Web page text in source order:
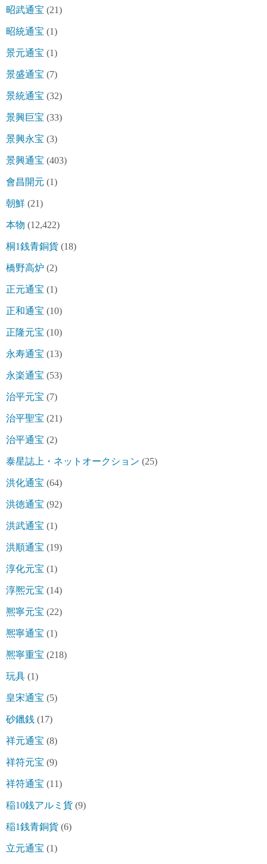
昭武通宝 (21)
昭統通宝 (1)
景元通宝 (1)
景盛通宝 (7)
景統通宝 (32)
景興巨宝 (33)
景興永宝 (3)
景興通宝 (403)
會昌開元 (1)
朝鮮 (21)
本物 (12,422)
桐1銭青銅貨 (18)
橋野高炉 (2)
正元通宝 (1)
正和通宝 (10)
正隆元宝 (10)
永寿通宝 (13)
永楽通宝 (53)
治平元宝 (7)
治平聖宝 (21)
治平通宝 (2)
泰星誌上・ネットオークション (25)
洪化通宝 (64)
洪徳通宝 (92)
洪武通宝 (1)
洪順通宝 (19)
淳化元宝 (1)
淳熈元宝 (14)
熈寧元宝 (22)
熈寧通宝 (1)
熈寧重宝 (218)
玩具 (1)
皇宋通宝 (5)
砂鑞銭 (17)
祥元通宝 (8)
祥符元宝 (9)
祥符通宝 (11)
稲10銭アルミ貨 (9)
稲1銭青銅貨 (6)
立元通宝 (1)